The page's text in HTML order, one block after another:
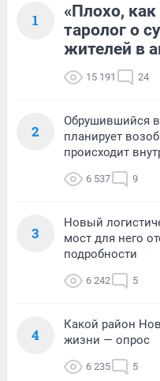
1
«Плохо, как
таролог о
жителей в
15 191 24
2
Обрушившийся в
планирует
происходит
6 537 9
3
Новый
мост для него
подробности
6 242 5
4
Какой район
жизни — опрос
6 235 5